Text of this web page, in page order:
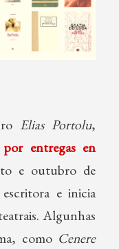
Elias Portolu,
por entregas en
e outubro de
e inicia
Algunhas
como Cenere